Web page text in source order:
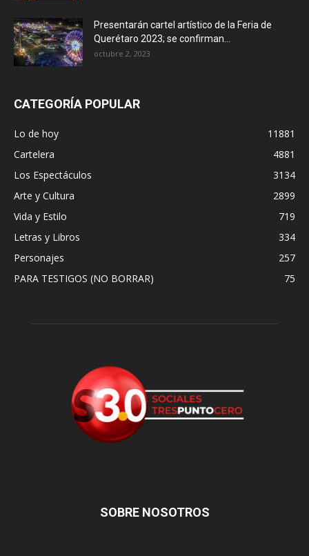
Presentarán cartel artístico de la Feria de
Querétaro 2023; se confirman...
octubre 2, 2023
CATEGORÍA POPULAR
Lo de hoy
11881
Cartelera
4881
Los Espectáculos
3134
Arte y Cultura
2899
Vida y Estilo
719
Letras y Libros
334
Personajes
257
PARA TESTIGOS (NO BORRAR)
75
SOBRE NOSOTROS